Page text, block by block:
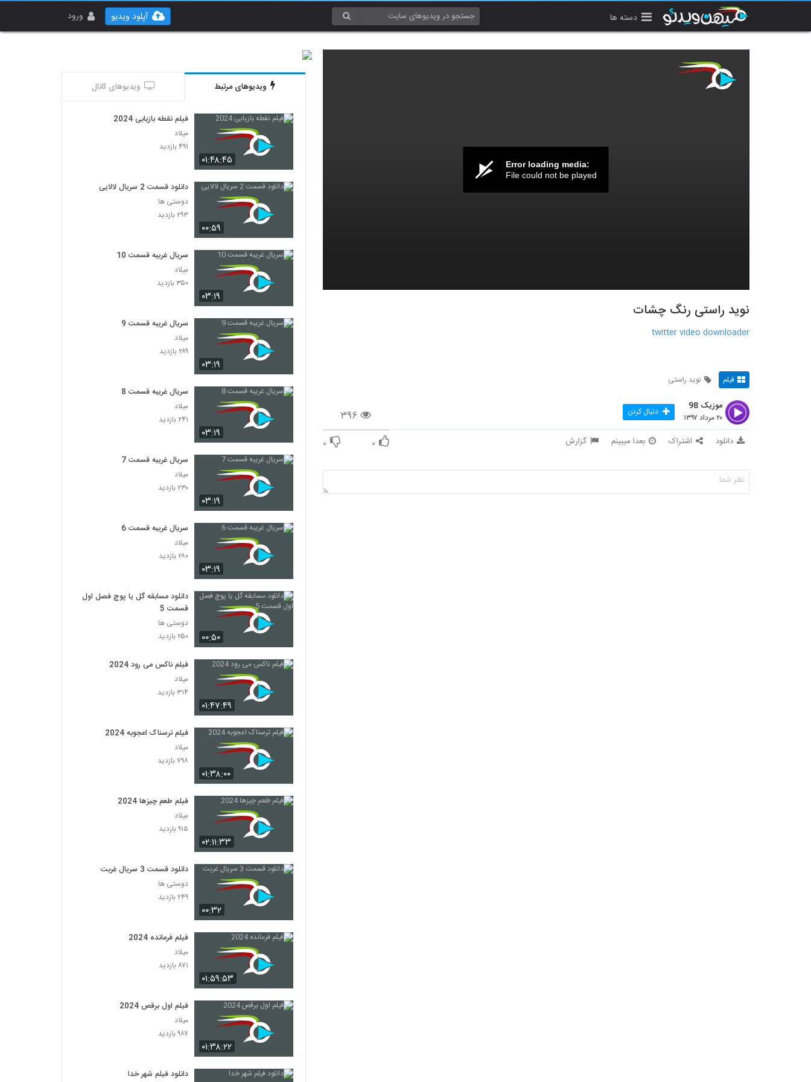
دسته ها ورود آپلود ویدیو
Error loading media:
File could not be played
نوید راستی رنگ چشات
twitter video downloader
فیلم نوید راستی
۳۹۶
موزیک 98
۲۰ مرداد ۱۳۹۷ دنبال کردن
دانلود اشتراک بعدا میبینم گزارش ۰ ۰
ویدیوهای مرتبط ویدیوهای کانال
۰۱:۴۸:۴۵
فیلم نقطه بازیابی 2024
میلاد
۴۹۱ بازدید
۰۰:۵۹
دانلود قسمت 2 سریال لالایی
دوستی ها
۲۹۳ بازدید
۰۳:۱۹
سریال غریبه قسمت 10
میلاد
۳۵۰ بازدید
۰۳:۱۹
سریال غریبه قسمت 9
میلاد
۲۸۹ بازدید
۰۳:۱۹
سریال غریبه قسمت 8
میلاد
۲۴۱ بازدید
۰۳:۱۹
سریال غریبه قسمت 7
میلاد
۲۳۰ بازدید
۰۳:۱۹
سریال غریبه قسمت 6
میلاد
۲۸۰ بازدید
۰۰:۵۰
دانلود مسابقه گل یا پوچ فصل اول
قسمت 5
دوستی ها
۲۵۰ بازدید
۰۱:۴۷:۴۹
فیلم ناکس می رود 2024
میلاد
۳۱۴ بازدید
۰۱:۳۸:۰۰
فیلم ترسناک اعجوبه 2024
میلاد
۷۹۸ بازدید
۰۲:۱۱:۳۳
فیلم طعم چیزها 2024
میلاد
۹۱۵ بازدید
۰۰:۳۲
دانلود قسمت 3 سریال غربت
دوستی ها
۲۴۹ بازدید
۰۱:۵۹:۵۳
فیلم فرمانده 2024
میلاد
۸۷۱ بازدید
۰۱:۳۸:۲۲
فیلم اول برقص 2024
میلاد
۹۸۷ بازدید
دانلود فیلم شهر خدا